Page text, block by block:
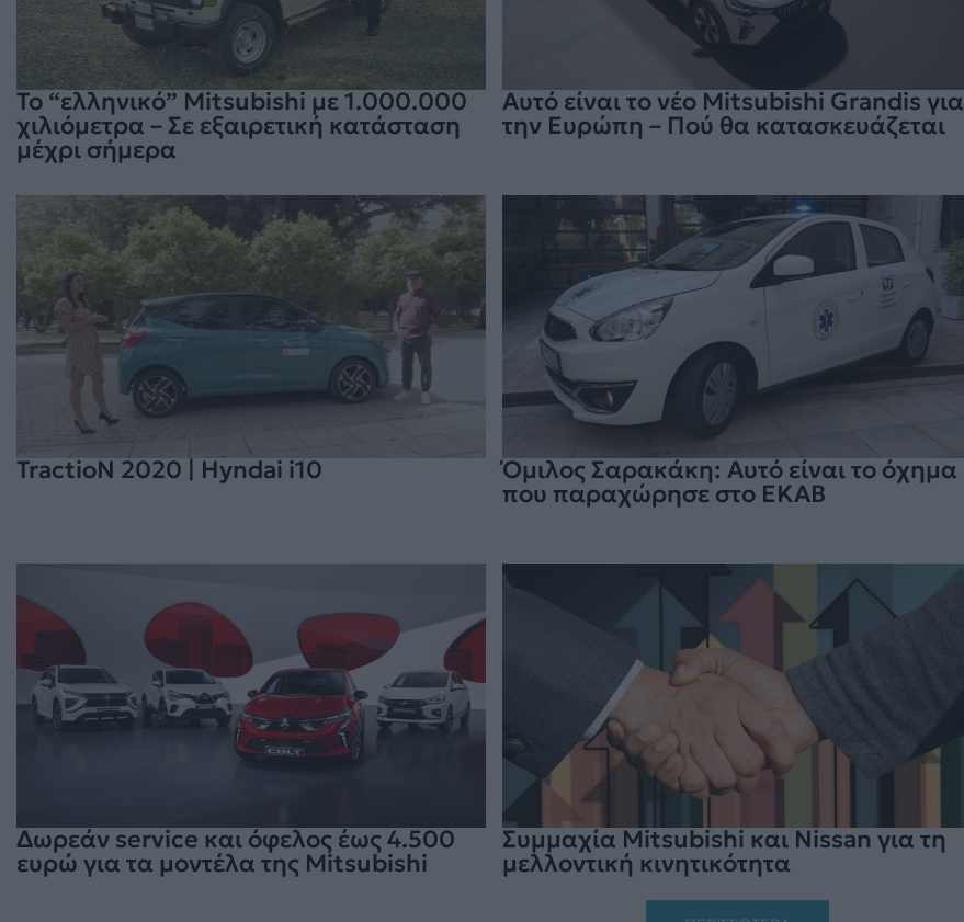
To “ελληνικό” Mitsubishi με 1.000.000
χιλιόμετρα – Σε εξαιρετική κατάσταση
μέχρι σήμερα
Αυτό είναι το νέο Mitsubishi Grandis για
την Ευρώπη – Πού θα κατασκευάζεται
TractioN 2020 | Hyndai i10
Όμιλος Σαρακάκη: Αυτό είναι το όχημα
που παραχώρησε στο ΕΚΑΒ
Δωρεάν service και όφελος έως 4.500
ευρώ για τα μοντέλα της Mitsubishi
Συμμαχία Mitsubishi και Nissan για τη
μελλοντική κινητικότητα